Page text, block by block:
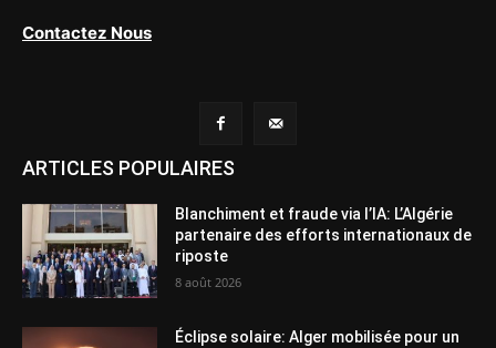
Contactez Nous
ARTICLES POPULAIRES
Blanchiment et fraude via l’IA: L’Algérie
partenaire des efforts internationaux de
riposte
8 août 2026
Éclipse solaire: Alger mobilisée pour un